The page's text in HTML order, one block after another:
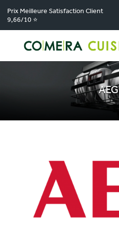
Prix Meilleure Satisfaction Client
9,66/10 ⭐
COMERA Cuisines L'électroménager
AEG